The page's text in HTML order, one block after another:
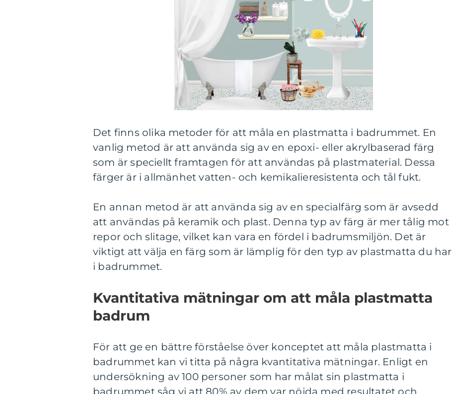
Det finns olika metoder för att måla en plastmatta i badrummet. En
vanlig metod är att använda sig av en epoxi- eller akrylbaserad färg
som är speciellt framtagen för att användas på plastmaterial. Dessa
färger är i allmänhet vatten- och kemikalieresistenta och tål fukt.
En annan metod är att använda sig av en specialfärg som är avsedd
att användas på keramik och plast. Denna typ av färg är mer tålig mot
repor och slitage, vilket kan vara en fördel i badrumsmiljön. Det är
viktigt att välja en färg som är lämplig för den typ av plastmatta du har
i badrummet.
Kvantitativa mätningar om att måla plastmatta
badrum
För att ge en bättre förståelse över konceptet att måla plastmatta i
badrummet kan vi titta på några kvantitativa mätningar. Enligt en
undersökning av 100 personer som har målat sin plastmatta i
badrummet såg vi att 80% av dem var nöjda med resultatet och